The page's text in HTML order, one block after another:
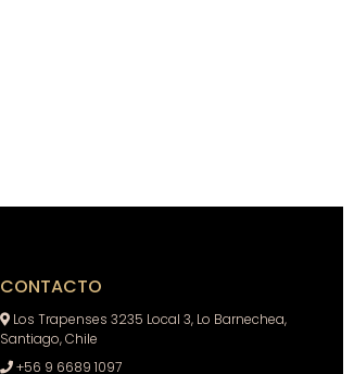
CONTACTO
Los Trapenses 3235 Local 3, Lo Barnechea,
Santiago, Chile
+56 9 6689 1097